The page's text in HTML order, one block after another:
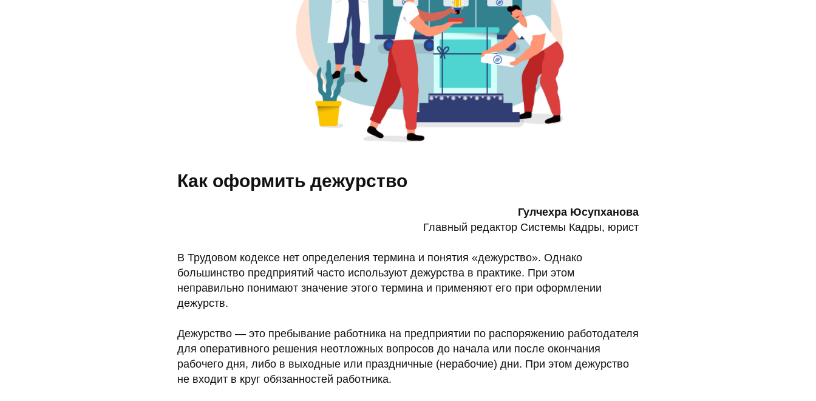
Как оформить дежурство
Гулчехра Юсупханова
Главный редактор Системы Кадры, юрист
В Трудовом кодексе нет определения термина и понятия «дежурство». Однако
большинство предприятий часто используют дежурства в практике. При этом
неправильно понимают значение этого термина и применяют его при оформлении
дежурств.
Дежурство — это пребывание работника на предприятии по распоряжению работодателя
для оперативного решения неотложных вопросов до начала или после окончания
рабочего дня, либо в выходные или праздничные (нерабочие) дни. При этом дежурство
не входит в круг обязанностей работника.